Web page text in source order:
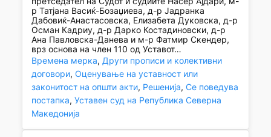
р Татјана Васиќ-Бозаџиева, д-р Јадранка
Дабовиќ-Анастасовска, Елизабета Дуковска, д-р
Осман Кадриу, д-р Дарко Костадиновски, д-р
Ана Павловска-Данева и м-р Фатмир Скендер,
врз основа на член 110 од Уставот…
Времена мерка, Други прописи и колективни
договори, Оценување на уставност или
законитост на општи акти, Решенија, Се поведува
постапка, Уставен суд на Република Северна
Македонија